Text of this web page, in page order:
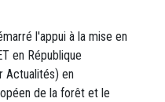
l'appui à la mise en
en République
Actualités) en
de la forêt et le